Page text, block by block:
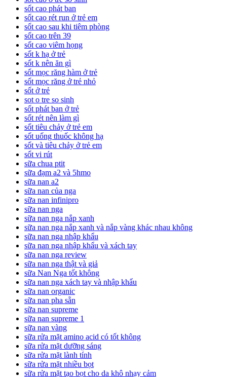
sốt cao phát ban
sốt cao rét run ở trẻ em
sốt cao sau khi tiêm phòng
sốt cao trên 39
sốt cao viêm họng
sốt k hạ ở trẻ
sốt k nên ăn gì
sốt mọc răng hàm ở trẻ
sốt mọc răng ở trẻ nhỏ
sốt ở trẻ
sot o tre so sinh
sốt phát ban ở trẻ
sốt rét nên làm gì
sốt tiêu chảy ở trẻ em
sốt uống thuốc không hạ
sốt và tiêu chảy ở trẻ em
sốt vi rút
sữa chua ptit
sữa đạm a2 và 5hmo
sữa nan a2
sữa nan của nga
sữa nan infinipro
sữa nan nga
sữa nan nga nắp xanh
sữa nan nga nắp xanh và nắp vàng khác nhau không
sữa nan nga nhập khẩu
sữa nan nga nhập khẩu và xách tay
sữa nan nga review
sữa nan nga thật và giả
sữa Nan Nga tốt không
sữa nan nga xách tay và nhập khẩu
sữa nan organic
sữa nan pha sẵn
sữa nan supreme
sữa nan supreme 1
sữa nan vàng
sữa rửa mặt amino acid có tốt không
sữa rửa mặt dưỡng sáng
sữa rửa mặt lành tính
sữa rửa mặt nhiều bọt
sữa rửa mặt tạo bọt cho da khô nhạy cảm